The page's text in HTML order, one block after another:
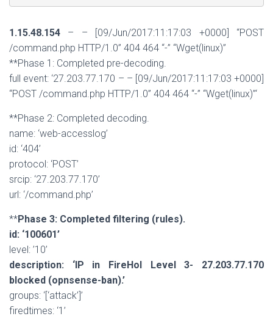
1.15.48.154 – – [09/Jun/2017:11:17:03 +0000] “POST
/command.php HTTP/1.0” 404 464 “-” “Wget(linux)”
**Phase 1: Completed pre-decoding.
full event: ‘27.203.77.170 – – [09/Jun/2017:11:17:03 +0000]
“POST /command.php HTTP/1.0” 404 464 “-” “Wget(linux)”‘
**Phase 2: Completed decoding.
name: ‘web-accesslog’
id: ‘404’
protocol: ‘POST’
srcip: ‘27.203.77.170’
url: ‘/command.php’
**Phase 3: Completed filtering (rules).
id: ‘100601’
level: ’10’
description: ‘IP in FireHol Level 3- 27.203.77.170
blocked (opnsense-ban).’
groups: ‘[‘attack’]’
firedtimes: ‘1’